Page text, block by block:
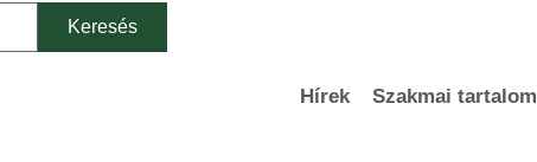
Hírek Szakmai tartalom